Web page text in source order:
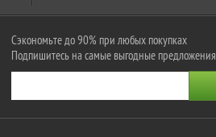
Сэкономьте до 90% при любых покупках
Подпишитесь на самые выгодные предложения